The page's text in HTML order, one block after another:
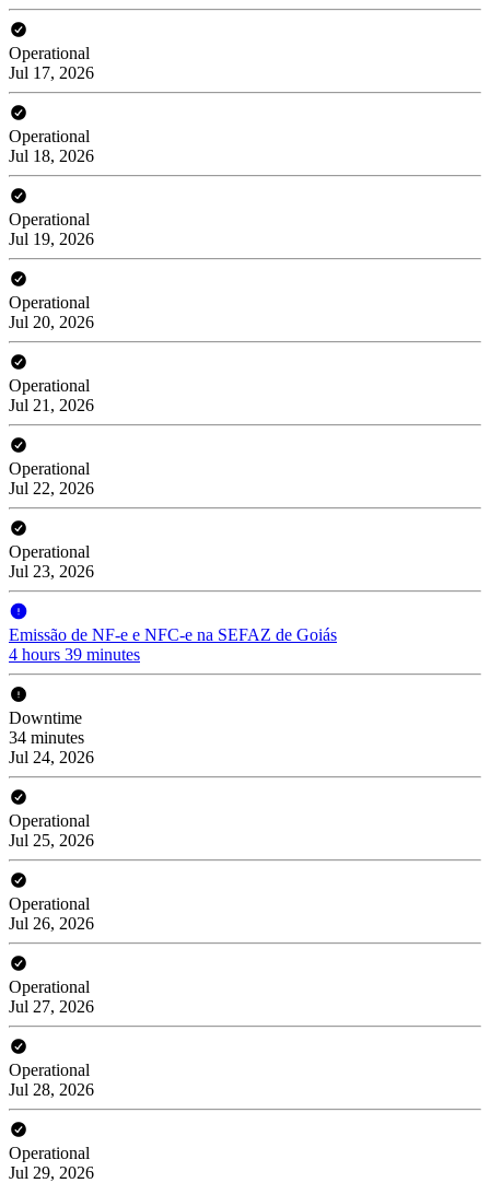
Operational
Jul 17, 2026
Operational
Jul 18, 2026
Operational
Jul 19, 2026
Operational
Jul 20, 2026
Operational
Jul 21, 2026
Operational
Jul 22, 2026
Operational
Jul 23, 2026
Emissão de NF-e e NFC-e na SEFAZ de Goiás
4 hours 39 minutes
Downtime
34 minutes
Jul 24, 2026
Operational
Jul 25, 2026
Operational
Jul 26, 2026
Operational
Jul 27, 2026
Operational
Jul 28, 2026
Operational
Jul 29, 2026